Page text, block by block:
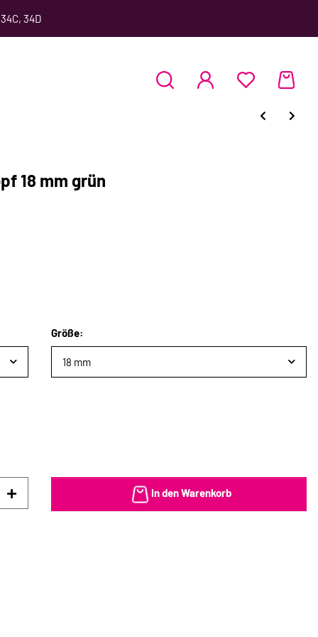
34D
18 mm grün
Größe:
18 mm
In den Warenkorb